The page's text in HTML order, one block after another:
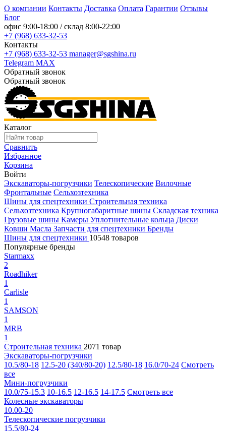
О компании Контакты Доставка Оплата Гарантии Отзывы
Блог
офис 9:00-18:00 / склад 8:00-22:00
+7 (968) 633-32-53
Контакты
+7 (968) 633-32-53 manager@sgshina.ru
Telegram MAX
Обратный звонок
Обратный звонок
Каталог
Сравнить
Избранное
Корзина
Войти
Экскаваторы-погрузчики Телескопические Вилочные
Фронтальные Сельхозтехника
Шины для спецтехники Строительная техника
Сельхозтехника Крупногабаритные шины Складская техника
Грузовые шины Камеры Уплотнительные кольца Диски
Ковши Масла Запчасти для спецтехники Бренды
Шины для спецтехники 10548 товаров
Популярные бренды
Starmaxx
2
Roadhiker
1
Carlisle
1
SAMSON
1
MRB
1
Строительная техника 2071 товар
Экскаваторы-погрузчики
10.5/80-18 12.5-20 (340/80-20) 12.5/80-18 16.0/70-24 Смотреть
все
Мини-погрузчики
10.0/75-15.3 10-16.5 12-16.5 14-17.5 Смотреть все
Колесные экскаваторы
10.00-20
Телескопические погрузчики
15.5/80-24